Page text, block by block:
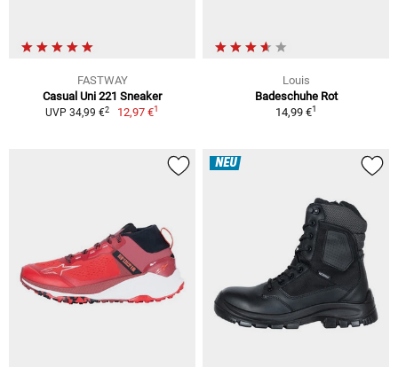
FASTWAY
Casual Uni 221 Sneaker
UVP 34,99 €2 12,97 €1
Louis
Badeschuhe Rot
14,99 €1
NEU